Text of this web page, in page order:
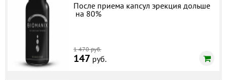
После приема капсул эрекция дольше
на 80%
1 470 руб.
147 руб.